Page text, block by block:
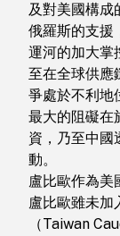
及對美國構成
俄羅斯的支援
運河的加大掌
至在全球供應
爭處於不利地
最大的阻礙在
資，乃至中國
動。
盧比歐作為美
盧比歐雖未加
（Taiwan